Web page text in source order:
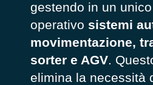
gestendo in un
operativo sistemi
movimentazione,
sorter e AGV.
elimina la necessità